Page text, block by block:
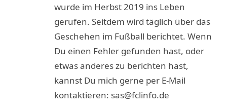
wurde im Herbst 2019 ins Leben
gerufen. Seitdem wird täglich über das
Geschehen im Fußball berichtet. Wenn
Du einen Fehler gefunden hast, oder
etwas anderes zu berichten hast,
kannst Du mich gerne per E-Mail
kontaktieren: sas@fclinfo.de